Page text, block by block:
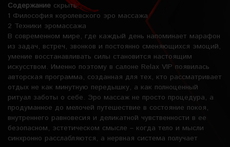
Содержание скрыть
1 Философия королевского эро массажа
2 Техники эромассажа
В современном мире, где каждый день напоминает марафон
из задач, встреч, звонков и постоянно сменяющихся эмоций,
умение восстанавливать силы становится настоящим
искусством. Именно поэтому в салоне Relax VIP появилась
авторская программа, созданная для тех, кто рассматривает
отдых не как минутную передышку, а как полноценный
ритуал заботы о себе. Эро массаж не просто процедура, а
продуманное до мелочей путешествие в состояние покоя,
внутреннего равновесия и деликатной чувственности в ее
безопасном, эстетическом смысле – когда тело и мысли
синхронно расслабляются, а нервная система получает